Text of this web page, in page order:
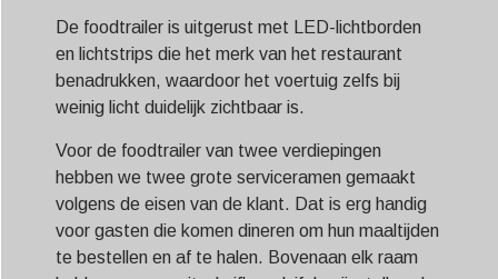
De foodtrailer is uitgerust met LED-lichtborden
en lichtstrips die het merk van het restaurant
benadrukken, waardoor het voertuig zelfs bij
weinig licht duidelijk zichtbaar is.
Voor de foodtrailer van twee verdiepingen
hebben we twee grote serviceramen gemaakt
volgens de eisen van de klant. Dat is erg handig
voor gasten die komen dineren om hun maaltijden
te bestellen en af ​​te halen. Bovenaan elk raam